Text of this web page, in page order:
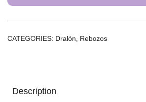
CATEGORIES: Dralón Rebozos
Description